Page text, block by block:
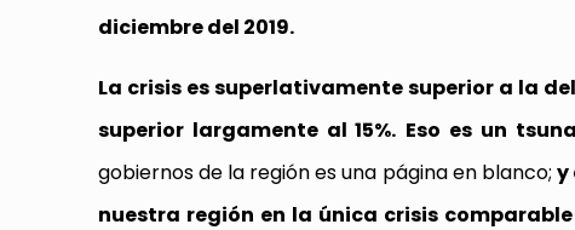
diciembre del 2019.
La crisis es superlativamente superior a la
superior largamente al 15%. Eso es un
gobiernos de la región es una página en blanco; y
nuestra región en la única crisis